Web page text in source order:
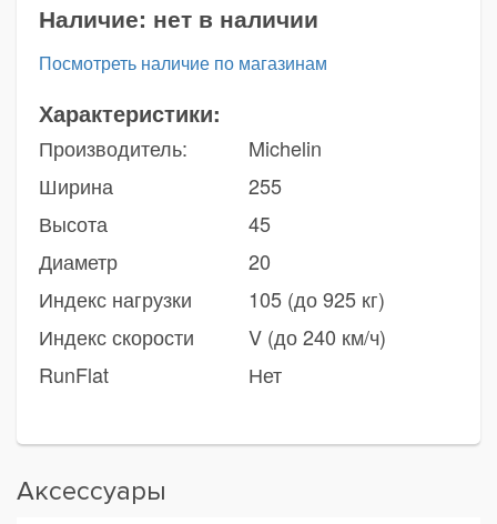
Наличие: нет в наличии
Посмотреть наличие по магазинам
Характеристики:
Производитель:
Michelin
Ширина
255
Высота
45
Диаметр
20
Индекс нагрузки
105 (до 925 кг)
Индекс скорости
V (до 240 км/ч)
RunFlat
Нет
Аксессуары